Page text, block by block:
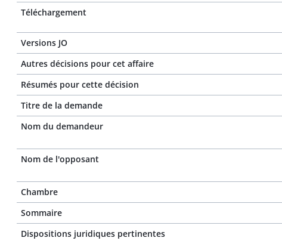
Téléchargement
Versions JO
Autres décisions pour cet affaire
Résumés pour cette décision
Titre de la demande
Nom du demandeur
Nom de l'opposant
Chambre
Sommaire
Dispositions juridiques pertinentes